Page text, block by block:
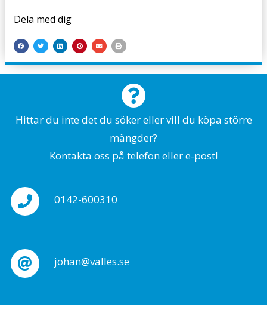
Dela med dig
Hittar du inte det du söker eller vill du köpa större
mängder?
Kontakta oss på telefon eller e-post!
0142-600310
johan@valles.se